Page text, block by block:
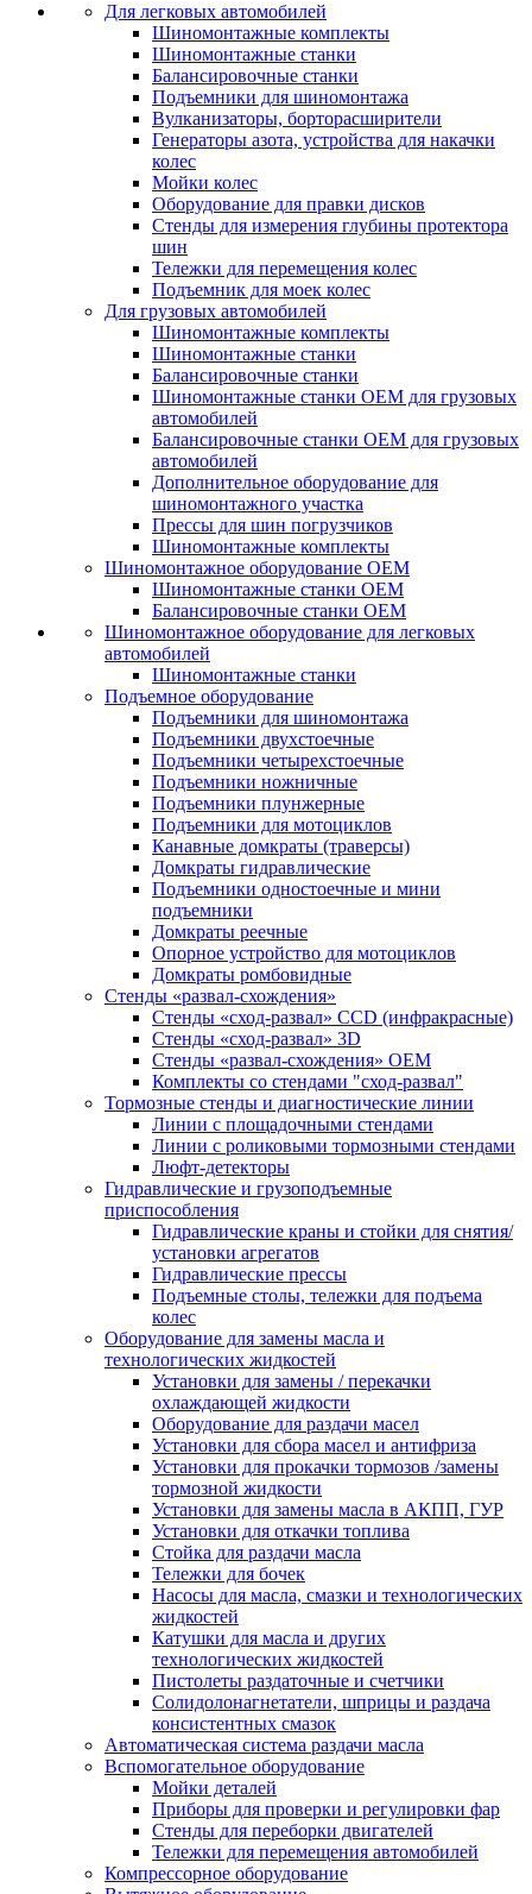
Для легковых автомобилей
Шиномонтажные комплекты
Шиномонтажные станки
Балансировочные станки
Подъемники для шиномонтажа
Вулканизаторы, борторасширители
Генераторы азота, устройства для накачки
колес
Мойки колес
Оборудование для правки дисков
Стенды для измерения глубины протектора
шин
Тележки для перемещения колес
Подъемник для моек колеc
Для грузовых автомобилей
Шиномонтажные комплекты
Шиномонтажные станки
Балансировочные станки
Шиномонтажные станки ОЕМ для грузовых
автомобилей
Балансировочные станки ОЕМ для грузовых
автомобилей
Дополнительное оборудование для
шиномонтажного участка
Прессы для шин погрузчиков
Шиномонтажные комплекты
Шиномонтажное оборудование ОЕМ
Шиномонтажные станки ОЕМ
Балансировочные станки ОЕМ
Шиномонтажное оборудование для легковых
автомобилей
Шиномонтажные станки
Подъемное оборудование
Подъемники для шиномонтажа
Подъемники двухстоечные
Подъемники четырехстоечные
Подъемники ножничные
Подъемники плунжерные
Подъемники для мотоциклов
Канавные домкраты (траверсы)
Домкраты гидравлические
Подъемники одностоечные и мини
подъемники
Домкраты реечные
Опорное устройство для мотоциклов
Домкраты ромбовидные
Стенды «развал-схождения»
Стенды «сход-развал» CCD (инфракрасные)
Стенды «сход-развал» 3D
Стенды «развал-схождения» ОЕМ
Комплекты со стендами "сход-развал"
Тормозные стенды и диагностические линии
Линии с площадочными стендами
Линии с роликовыми тормозными стендами
Люфт-детекторы
Гидравлические и грузоподъемные
приспособления
Гидравлические краны и стойки для снятия/
установки агрегатов
Гидравлические прессы
Подъемные столы, тележки для подъема
колес
Оборудование для замены масла и
технологических жидкостей
Установки для замены / перекачки
охлаждающей жидкости
Оборудование для раздачи масел
Установки для сбора масел и антифриза
Установки для прокачки тормозов /замены
тормозной жидкости
Установки для замены масла в АКПП, ГУР
Установки для откачки топлива
Стойка для раздачи масла
Тележки для бочек
Насосы для масла, смазки и технологических
жидкостей
Катушки для масла и других
технологических жидкостей
Пистолеты раздаточные и счетчики
Солидолонагнетатели, шприцы и раздача
консистентных смазок
Автоматическая система раздачи масла
Вспомогательное оборудование
Мойки деталей
Приборы для проверки и регулировки фар
Стенды для переборки двигателей
Тележки для перемещения автомобилей
Компрессорное оборудование